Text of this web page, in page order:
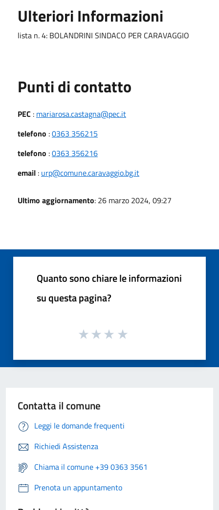
Ulteriori Informazioni
lista n. 4: BOLANDRINI SINDACO PER CARAVAGGIO
Punti di contatto
PEC : mariarosa.castagna@pec.it
telefono :0363 356215
telefono :0363 356216
email : urp@comune.caravaggio.bg.it
Ultimo aggiornamento: 26 marzo 2024, 09:27
Quanto sono chiare le informazioni
su questa pagina?
Contatta il comune
Leggi le domande frequenti
Richiedi Assistenza
Chiama il comune +39 0363 3561
Prenota un appuntamento